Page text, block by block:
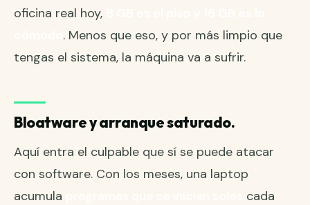
oficina real hoy,
. Menos que eso, y por más limpio que
tengas el sistema, la máquina va a sufrir.
Bloatware y arranque saturado.
Aquí entra el culpable que sí se puede atacar
con software. Con los meses, una laptop
acumula
cada